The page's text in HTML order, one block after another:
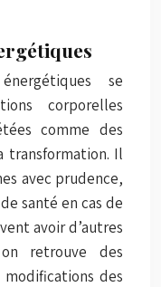
se
corporelles
comme des
transformation. Il
avec prudence,
santé en cas de
avoir d’autres
retrouve des
des